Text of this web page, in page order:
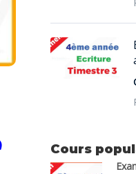
Cours